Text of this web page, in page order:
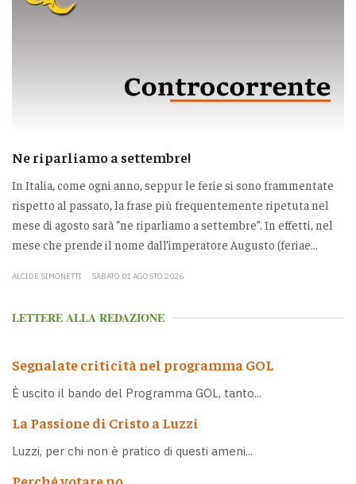
Ne riparliamo a settembre!
In Italia, come ogni anno, seppur le ferie si sono frammentate
rispetto al passato, la frase più frequentemente ripetuta nel
mese di agosto sarà “ne riparliamo a settembre”. In effetti, nel
mese che prende il nome dall’imperatore Augusto (feriae...
ALCIDE SIMONETTI SABATO 01 AGOSTO 2026
LETTERE ALLA REDAZIONE
Segnalate criticità nel programma GOL
È uscito il bando del Programma GOL, tanto...
La Passione di Cristo a Luzzi
Luzzi, per chi non è pratico di questi ameni...
Perché votare no